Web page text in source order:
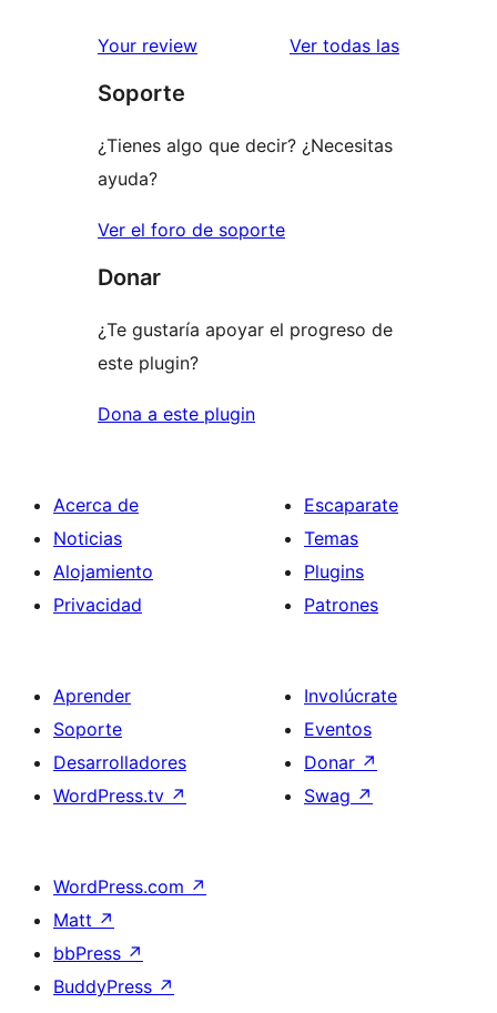
estrellas
de
estrellas
Your review Ver todas las
Soporte
¿Tienes algo que decir? ¿Necesitas
ayuda?
Ver el foro de soporte
Donar
¿Te gustaría apoyar el progreso de
este plugin?
Dona a este plugin
Acerca de
Noticias
Alojamiento
Privacidad
Escaparate
Temas
Plugins
Patrones
Aprender
Soporte
Desarrolladores
WordPress.tv ↗
Involúcrate
Eventos
Donar ↗
Swag ↗
WordPress.com ↗
Matt ↗
bbPress ↗
BuddyPress ↗